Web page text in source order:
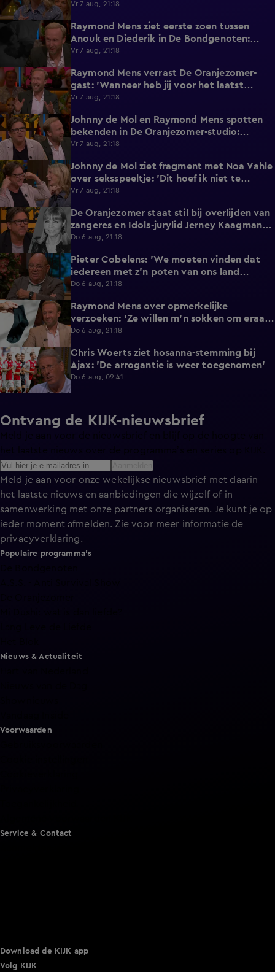
Vr 7 aug, 21:18
Raymond Mens ziet eerste zoen tussen
Anouk en Diederik in De Bondgenoten:
'Echt een soap!'
Vr 7 aug, 21:18
1:17
Raymond Mens verrast De Oranjezomer-
gast: 'Wanneer heb jij voor het laatst
afgetrokken?'
Vr 7 aug, 21:18
0:27
Johnny de Mol en Raymond Mens spotten
bekenden in De Oranjezomer-studio:
'Hooggeëerd publiek!'
Vr 7 aug, 21:18
2:12
Johnny de Mol ziet fragment met Noa Vahle
over seksspeeltje: 'Dit hoef ik niet te
horen!'
Vr 7 aug, 21:18
0:36
De Oranjezomer staat stil bij overlijden van
zangeres en Idols-jurylid Jerney Kaagman
(79)
Do 6 aug, 21:18
1:16
Pieter Cobelens: 'We moeten vinden dat
iedereen met z'n poten van ons land
afblijft!'
Do 6 aug, 21:18
1:49
Raymond Mens over opmerkelijke
verzoeken: 'Ze willen m'n sokken om eraan
te ruiken'
Do 6 aug, 21:18
1:11
Chris Woerts ziet hosanna-stemming bij
Ajax: 'De arrogantie is weer toegenomen'
Do 6 aug, 09:41
Ontvang de KIJK-nieuwsbrief
Meld je aan voor onze wekelijkse nieuwsbrief met daarin
het laatste nieuws en aanbiedingen die wijzelf of in
samenwerking met onze partners organiseren. Je kunt je op
ieder moment afmelden. Zie voor meer informatie de
privacyverklaring.
Populaire programma's
Nieuws & Actualiteit
Voorwaarden
Service & Contact
Download de KIJK app
Volg KIJK